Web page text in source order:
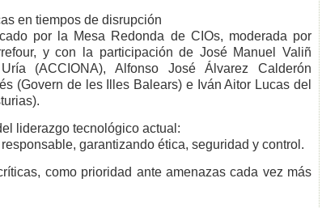
en tiempos de disrupción
por la Mesa Redonda de CIOs, moderada por
y con la participación de José Manuel Valiñ
(ACCIONA), Alfonso José Álvarez Calderón
(Govern de les Illes Balears) e Iván Aitor Lucas del
liderazgo tecnológico actual:
garantizando ética, seguridad y control.
como prioridad ante amenazas cada vez más